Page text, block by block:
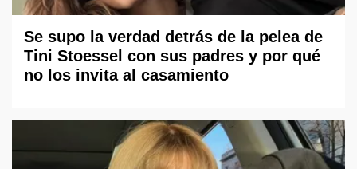
Se supo la verdad detrás de la pelea de
Tini Stoessel con sus padres y por qué
no los invita al casamiento